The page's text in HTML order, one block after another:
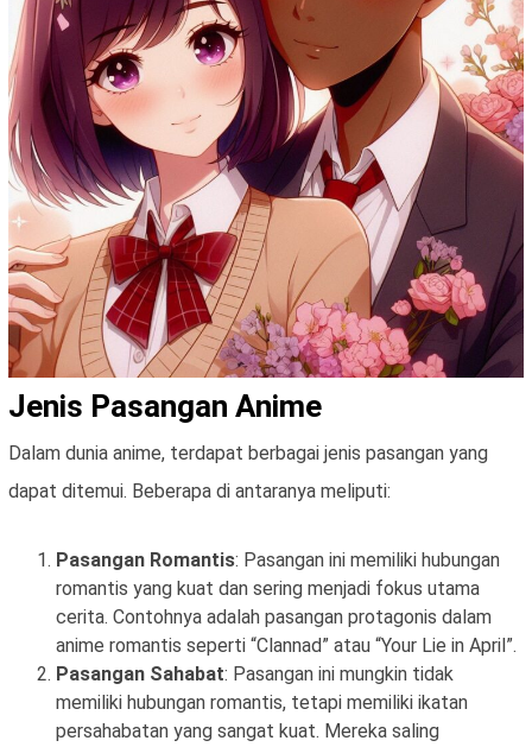
Jenis Pasangan Anime
Dalam dunia anime, terdapat berbagai jenis pasangan yang
dapat ditemui. Beberapa di antaranya meliputi:
Pasangan Romantis: Pasangan ini memiliki hubungan
romantis yang kuat dan sering menjadi fokus utama
cerita. Contohnya adalah pasangan protagonis dalam
anime romantis seperti “Clannad” atau “Your Lie in April”.
Pasangan Sahabat: Pasangan ini mungkin tidak
memiliki hubungan romantis, tetapi memiliki ikatan
persahabatan yang sangat kuat. Mereka saling